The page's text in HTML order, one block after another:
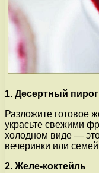
1. Десертный
Разложите готовое
украсьте свежими
холодном виде —
вечеринки или
2. Желе-коктейль